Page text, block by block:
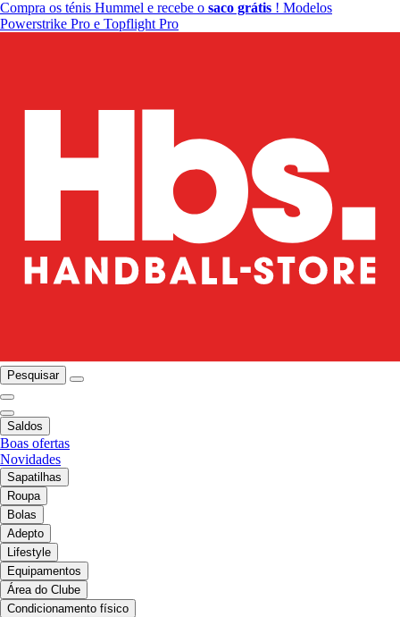
Compra os ténis Hummel e recebe o saco grátis ! Modelos
Powerstrike Pro e Topflight Pro
Pesquisar
Saldos
Boas ofertas
Novidades
Sapatilhas
Roupa
Bolas
Adepto
Lifestyle
Equipamentos
Área do Clube
Condicionamento físico